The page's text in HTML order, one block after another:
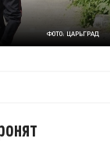
ФОТО: ЦАРЬГРАД